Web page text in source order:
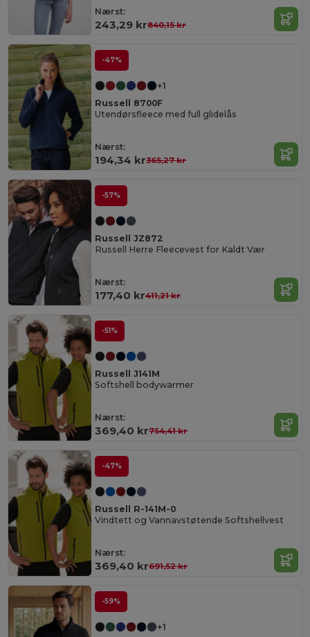
Nærst:
243,29 kr840,15 kr
-47%
+1
Russell 8700F
Utendørsfleece med full glidelås
Nærst:
194,34 kr365,27 kr
-57%
Russell JZ872
Russell Herre Fleecevest for Kaldt Vær
Nærst:
177,40 kr411,21 kr
-51%
Russell J141M
Softshell bodywarmer
Nærst:
369,40 kr754,41 kr
-47%
Russell R-141M-0
Vindtett og Vannavstøtende Softshellvest
Nærst:
369,40 kr691,52 kr
-59%
+1